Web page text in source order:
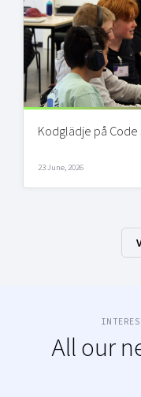
Kodglädje på
23 June, 2026
All our